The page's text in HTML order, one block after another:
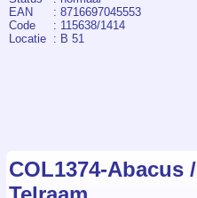
EAN
: 8716697045553
Code
: 115638/1414
Locatie : B 51
COL1374-Abacus /